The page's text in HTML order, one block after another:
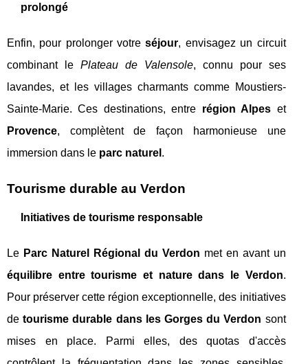
prolongé
Enfin, pour prolonger votreséjour, envisagez un circuit
combinant le Plateau de Valensole, connu pour ses
lavandes, et les villages charmants comme Moustiers-
Sainte-Marie. Ces destinations, entre région Alpes et
Provence, complètent de façon harmonieuse une
immersion dans le parc naturel .
Tourisme durable au Verdon
Initiatives de tourisme responsable
Le Parc Naturel Régional du Verdon met en avant un
équilibre entre tourisme et nature dans le Verdon.
Pour préserver cette région exceptionnelle, des initiatives
detourisme durable dans les Gorges du Verdon sont
mises en place. Parmi elles, des quotas d'accès